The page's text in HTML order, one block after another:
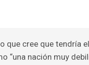
que cree que tendría
“una nación muy